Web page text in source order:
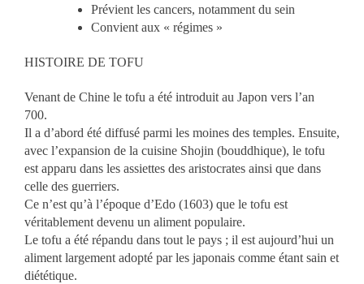
Prévient les cancers, notamment du sein
Convient aux « régimes »
HISTOIRE DE TOFU
Venant de Chine le tofu a été introduit au Japon vers l’an
700.
Il a d’abord été diffusé parmi les moines des temples. Ensuite,
avec l’expansion de la cuisine Shojin (bouddhique), le tofu
est apparu dans les assiettes des aristocrates ainsi que dans
celle des guerriers.
Ce n’est qu’à l’époque d’Edo (1603) que le tofu est
véritablement devenu un aliment populaire.
Le tofu a été répandu dans tout le pays ; il est aujourd’hui un
aliment largement adopté par les japonais comme étant sain et
diététique.